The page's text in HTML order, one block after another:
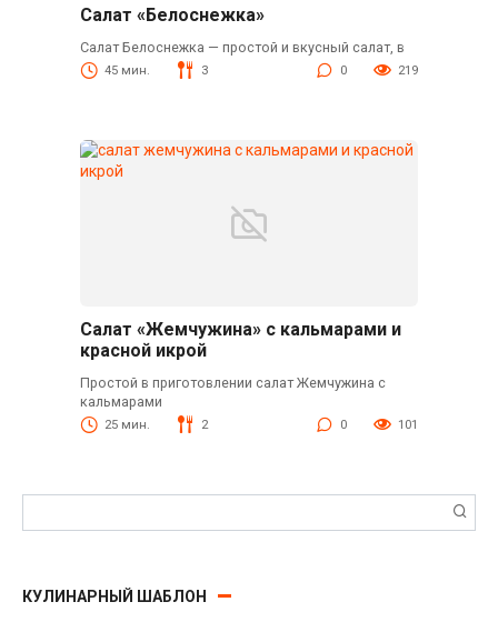
Салат «Белоснежка»
Салат Белоснежка — простой и вкусный салат, в
45 мин. 3 0 219
Салат «Жемчужина» с кальмарами и
красной икрой
Простой в приготовлении салат Жемчужина с
кальмарами
25 мин. 2 0 101
КУЛИНАРНЫЙ ШАБЛОН